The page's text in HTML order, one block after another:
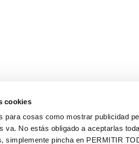
cookies
para cosas como mostrar publicidad
va. No estás obligado a aceptarlas
simplemente pincha en PERMITIR